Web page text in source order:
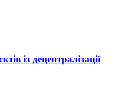
із децентралізації